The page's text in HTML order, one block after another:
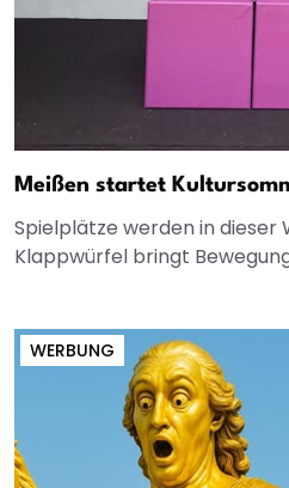
Meißen startet
Spielplätze werden in dieser
Klappwürfel bringt
WERBUNG